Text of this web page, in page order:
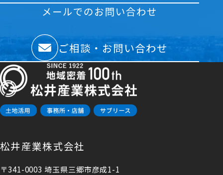
メールでのお問い合わせ
ご相談・お問い合わせ
松井産業株式会社
〒341-0003 埼玉県三郷市彦成1-1